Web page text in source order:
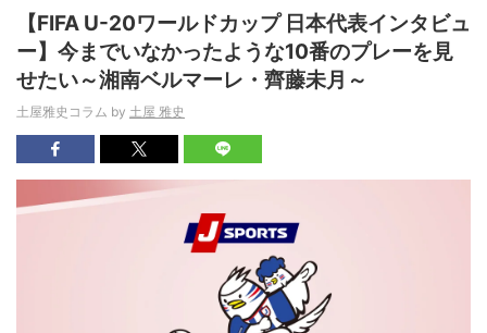
【FIFA U-20ワールドカップ 日本代表インタビュ
ー】今までいなかったような10番のプレーを見
せたい～湘南ベルマーレ・齊藤未月～
土屋雅史コラム by 土屋 雅史